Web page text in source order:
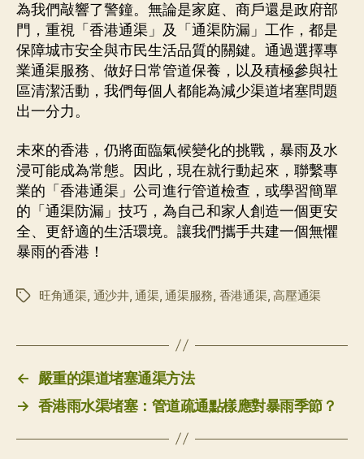
為我們敲響了警鐘。無論是家庭、商戶還是政府部
門，重視「香港通渠」及「通渠防漏」工作，都是
保障城市安全與市民生活品質的關鍵。通過選擇專
業通渠服務、做好日常管道保養，以及積極參與社
區清潔活動，我們每個人都能為減少渠道堵塞問題
出一分力。
未來的香港，仍將面臨氣候變化的挑戰，暴雨及水
浸可能成為常態。因此，現在就行動起來，聯繫專
業的「香港通渠」公司進行管道檢查，或學習簡單
的「通渠防漏」技巧，為自己和家人創造一個更安
全、更舒適的生活環境。讓我們攜手共建一個無懼
暴雨的香港！
标
旺角通渠 通沙井,通渠,通渠服務 香港通渠,高壓通渠
←
嚴重的渠道堵塞通渠方法
→ 香港雨水渠堵塞：管道疏通點樣應對暴雨季節？